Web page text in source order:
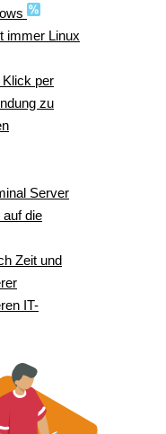
immer Linux
Klick per
zu
Server
die
Zeit und
IT-